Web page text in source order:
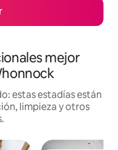
mejor
estas estadías están
limpieza y otros